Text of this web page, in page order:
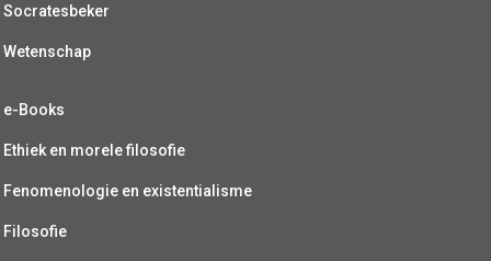
Socratesbeker
Wetenschap
e-Books
Ethiek en morele filosofie
Fenomenologie en existentialisme
Filosofie